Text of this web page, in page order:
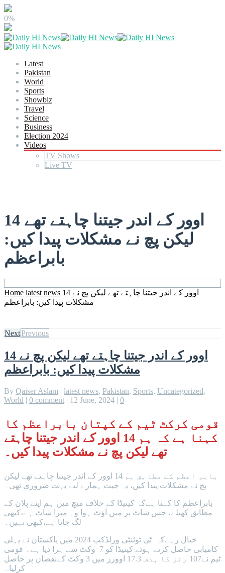
0%
Latest
Pakistan
World
Sports
Showbiz
Travel
Science
Business
Election 2024
Videos
TV Shows
Live TV
14 اوور کے اندر جیتنا چاہتے تھے
لیکن پچ نے مشکلات پیدا کیں:
بابراعظم
Home latest news 14 اوور کے اندر جیتنا چاہتے تھے لیکن پچ نے
مشکلات پیدا کیں: بابراعظم
NextPrevious
14 اوور کے اندر جیتنا چاہتے تھے لیکن پچ نے
مشکلات پیدا کیں: بابراعظم
By Qaiser Aslam | latest news, Pakistan, Sports, Uncategorized,
World | 0 comment | 12 June, 2024 | 0
قومی کرکٹ ٹیم کے کپتان بابراعظم کا
کہنا ہے کہ ہم 14 اوور کے اندر جیتنا چاہتے
تھے لیکن پچ نے مشکلات پیدا کیں۔
بابر اعظم کے مطابق ہم 14 اوور کے اندر جیتنا چاہتے تھے لیکن
پچ نے مشکلات پیدا کیں، یہ جیت ہمارے لیے بہت ضروری تھی۔
بابراعظم کا کہنا ہےکہ کینیڈا کے خلاف میچ میں ہم اپنے پلان کے
مطابق کھیلے، جس شاٹ پر میں آؤٹ ہوا وہ میرا شاٹ ہے،کبھی
لگ جاتا ہے،کبھی نہیں۔
خیال رہےکہ ٹی ٹوئنٹی ورلڈکپ 2024 میں پاکستان نے پہلی
کامیابی حاصل کرتے ہوئے کینیڈا کو 7 وکٹ سے ہرا دیا ہے۔ قومی
ٹیم نے107 رنز کا ہدف 17.3 اوورز میں 3 وکٹ کےنقصان پر حاصل
کرلیا۔